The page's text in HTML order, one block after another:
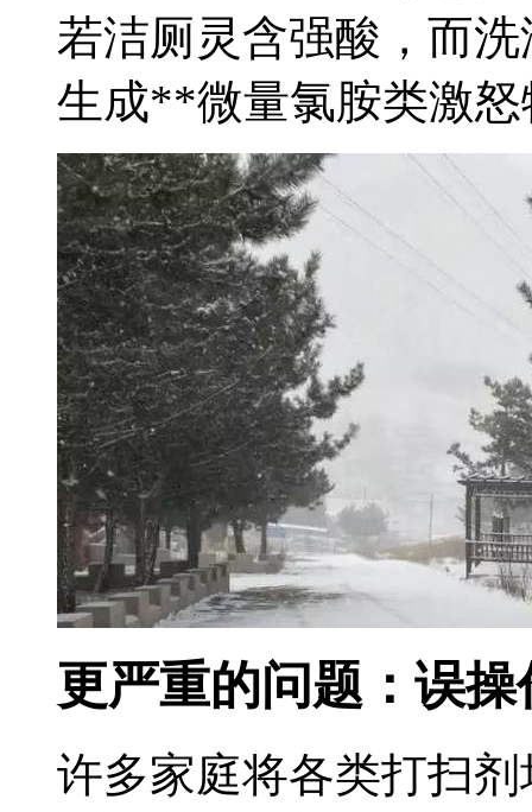
若洁厕灵含强酸，而
生成**微量氯胺类激
更严重的问题：误
许多家庭将各类打扫